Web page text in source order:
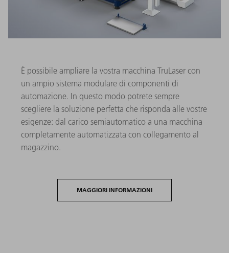
È possibile ampliare la vostra macchina TruLaser con
un ampio sistema modulare di componenti di
automazione. In questo modo potrete sempre
scegliere la soluzione perfetta che risponda alle vostre
esigenze: dal carico semiautomatico a una macchina
completamente automatizzata con collegamento al
magazzino.
MAGGIORI INFORMAZIONI